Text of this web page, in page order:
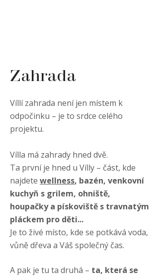
Zahrada
Víl­lí zahrada není jen místem k
odpočinku – je to srdce celého
projektu.
Vílla má zahrady hned dvě.
Ta první je hned u Vílly – část, kde
najdete wellness, bazén, venkovní
kuchyň s grilem, ohniště,
houpačky a pískoviště s travnatým
pláckem pro děti...
Je to živé místo, kde se potkává voda,
vůně dřeva a Váš společný čas.
A pak je tu ta druhá – ta, která se